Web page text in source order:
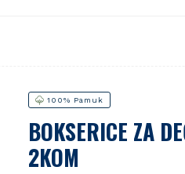
100% Pamuk
BOKSERICE ZA
2KOM